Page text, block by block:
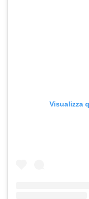
Visualizza